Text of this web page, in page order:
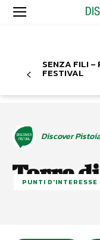
SENZA FILI –
FESTIVAL
Discover
Torre
PUNTI D'INTERESSE